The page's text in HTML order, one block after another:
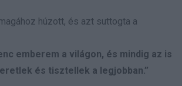
húzott, és azt suttogta a
emberem a világon, és mindig az is
és tisztellek a legjobban.”